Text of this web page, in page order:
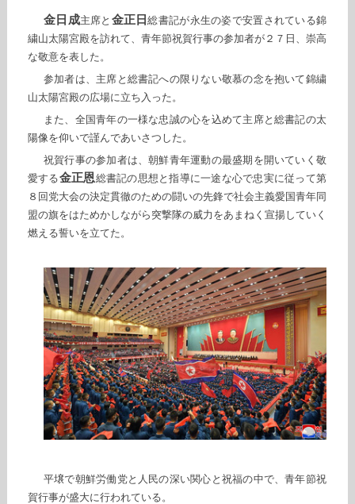
金日成主席と 金正日総書記が永生の姿で安置されている錦
繍山太陽宮殿を訪れて、青年節祝賀行事の参加者が２７日、崇高
な敬意を表した。
参加者は、主席と総書記への限りない敬慕の念を抱いて錦繍
山太陽宮殿の広場に立ち入った。
また、全国青年の一様な忠誠の心を込めて主席と総書記の太
陽像を仰いで謹んであいさつした。
祝賀行事の参加者は、朝鮮青年運動の最盛期を開いていく敬
愛する金正恩総書記の思想と指導に一途な心で忠実に従って第
８回党大会の決定貫徹のための闘いの先鋒で社会主義愛国青年同
盟の旗をはためかしながら突撃隊の威力をあまねく宣揚していく
燃える誓いを立てた。
平壌で朝鮮労働党と人民の深い関心と祝福の中で、青年節祝
賀行事が盛大に行われている。